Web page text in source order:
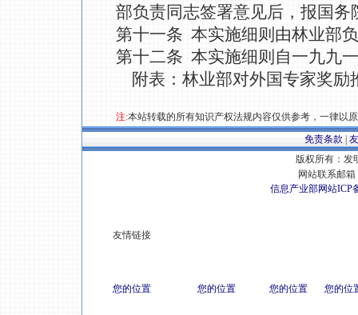
部负责同志签署意见后，报国
第十一条 本实施细则由林业部
第十二条 本实施细则自一九九
附表：林业部对外国专家奖励
注:本站转载的所有知识产权法规内容仅供参考，一律以
免责条款
版权所有：发
网站联系邮箱
信息产业部网站ICP
友情链接
您的位置 您的位置 您的位置 您的位